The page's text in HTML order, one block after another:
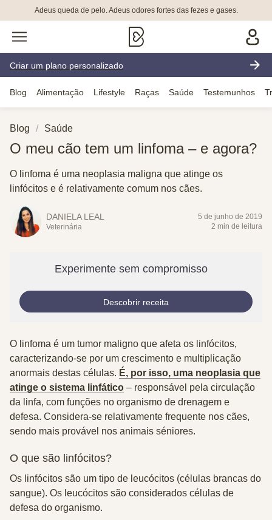
Adeus queda de pelo. Adeus odores fortes das fezes e gases.
Criar um plano personalizado
Blog Alimentação Lifestyle Raças Saúde Testemunhos
Blog Saúde
O meu cão tem um linfoma – e agora?
O linfoma é uma neoplasia maligna que atinge os
linfócitos e é relativamente comum nos cães.
DANIELA LEAL
Veterinária
5 de junho de 2019
2 min de leitura
Experimente sem compromisso
Descobrir receita
O linfoma é um tumor maligno que afeta os linfócitos,
caracterizando-se por um crescimento e multiplicação
anormais destas células. É, por isso, uma neoplasia que
atinge o sistema linfático – responsável pela circulação
da linfa, com funções no organismo de drenagem e
defesa. Considera-se relativamente frequente nos cães,
sendo mais provável nos animais séniores.
O que são linfócitos?
Os linfócitos são um tipo de leucócitos (células brancas do
sangue). Os leucócitos são considerados células de
defesa do organismo.